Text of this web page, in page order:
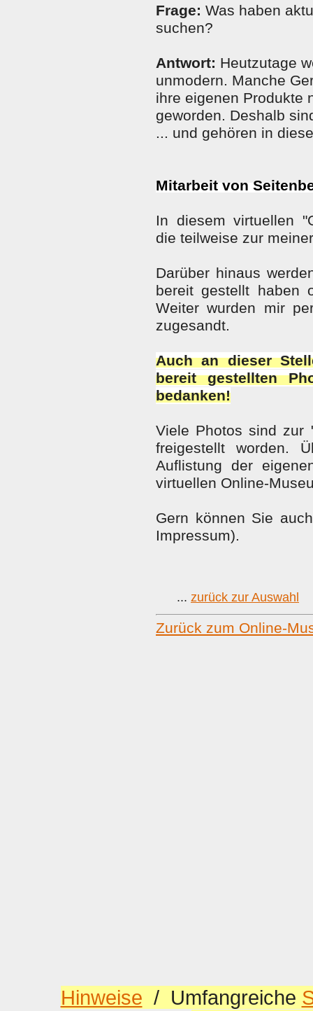
Frage: Was haben
suchen?
Antwort: Heutzutage
unmodern. Manche
ihre eigenen Produkte
geworden. Deshalb
... und gehören in
Mitarbeit von
In diesem virtuellen
die teilweise zur
Darüber hinaus
bereit gestellt
Weiter wurden mir
zugesandt.
Auch an dieser
bereit gestellten
bedanken!
Viele Photos sind zur
freigestellt worden.
Auflistung der
virtuellen Online-
Gern können Sie
Impressum).
... zurück zur Auswahl
Zurück zum Online-
Hinweise / Umfangreiche